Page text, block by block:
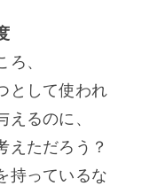
、
として使われ
るのに、
えただろう？
持っているな